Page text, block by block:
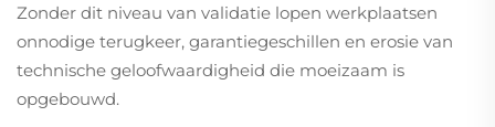
Zonder dit niveau van validatie lopen werkplaatsen
onnodige terugkeer, garantiegeschillen en erosie van
technische geloofwaardigheid die moeizaam is
opgebouwd.